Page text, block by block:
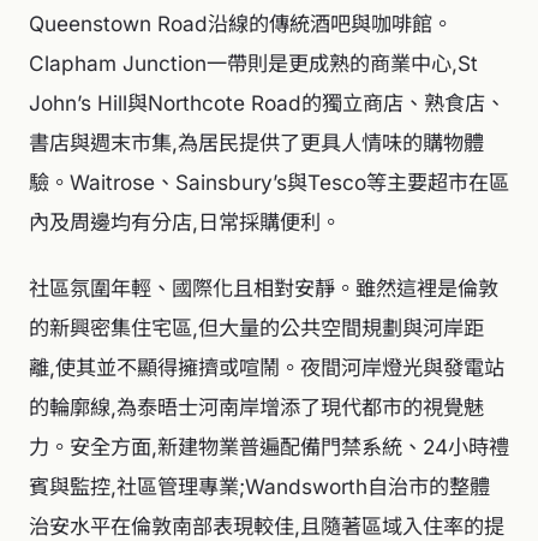
Queenstown Road沿線的傳統酒吧與咖啡館。
Clapham Junction一帶則是更成熟的商業中心,St
John’s Hill與Northcote Road的獨立商店、熟食店、
書店與週末市集,為居民提供了更具人情味的購物體
驗。Waitrose、Sainsbury’s與Tesco等主要超市在區
內及周邊均有分店,日常採購便利。
社區氛圍年輕、國際化且相對安靜。雖然這裡是倫敦
的新興密集住宅區,但大量的公共空間規劃與河岸距
離,使其並不顯得擁擠或喧鬧。夜間河岸燈光與發電站
的輪廓線,為泰晤士河南岸增添了現代都市的視覺魅
力。安全方面,新建物業普遍配備門禁系統、24小時禮
賓與監控,社區管理專業;Wandsworth自治市的整體
治安水平在倫敦南部表現較佳,且隨著區域入住率的提